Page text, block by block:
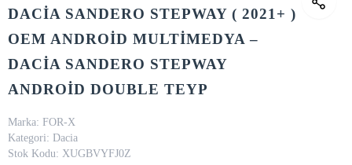
DACİA SANDERO STEPWAY ( 2021+ )
OEM ANDROİD MULTİMEDYA –
DACİA SANDERO STEPWAY
ANDROİD DOUBLE TEYP
Marka: FOR-X
Kategori: Dacia
Stok Kodu: XUGBVYFJ0Z